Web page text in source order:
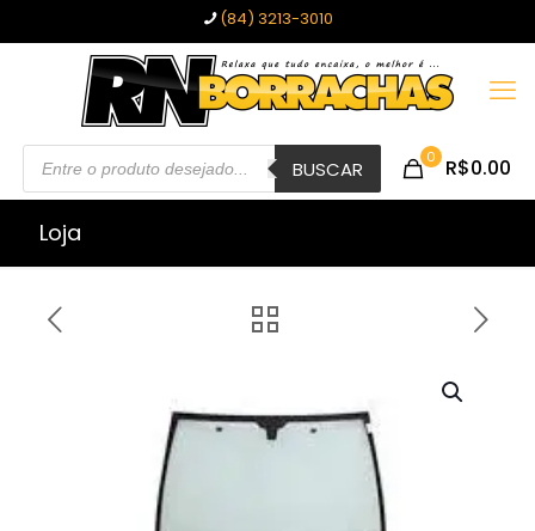
(84) 3213-3010
Pesquisar
produtos BUSCAR 0 R$0.00
Loja